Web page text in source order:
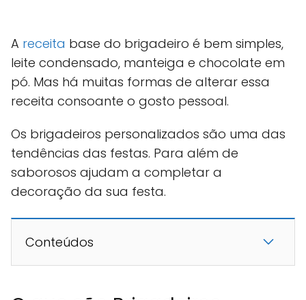
A receita base do brigadeiro é bem simples,
leite condensado, manteiga e chocolate em
pó. Mas há muitas formas de alterar essa
receita consoante o gosto pessoal.
Os brigadeiros personalizados são uma das
tendências das festas. Para além de
saborosos ajudam a completar a
decoração da sua festa.
Conteúdos